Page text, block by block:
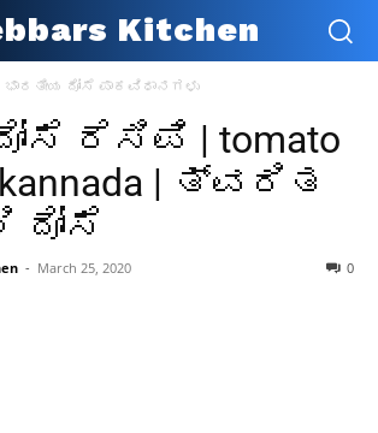
Kitchen
ದೋಸೆ ಪಾಕವಿಧಾನಗಳು
ರೆಸಿಪಿ | tomato
kannada | ತ್ವರಿತ
- March 25, 2020 0